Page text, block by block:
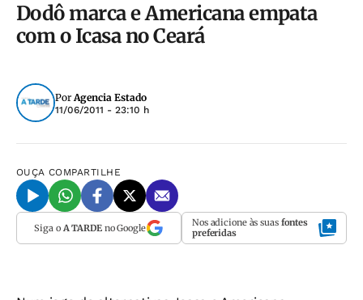
Dodô marca e Americana empata
com o Icasa no Ceará
PorAgencia Estado
11/06/2011 - 23:10 h
OUÇA COMPARTILHE
Siga o A TARDEno Google Nos adicione às suas fontes
preferidas